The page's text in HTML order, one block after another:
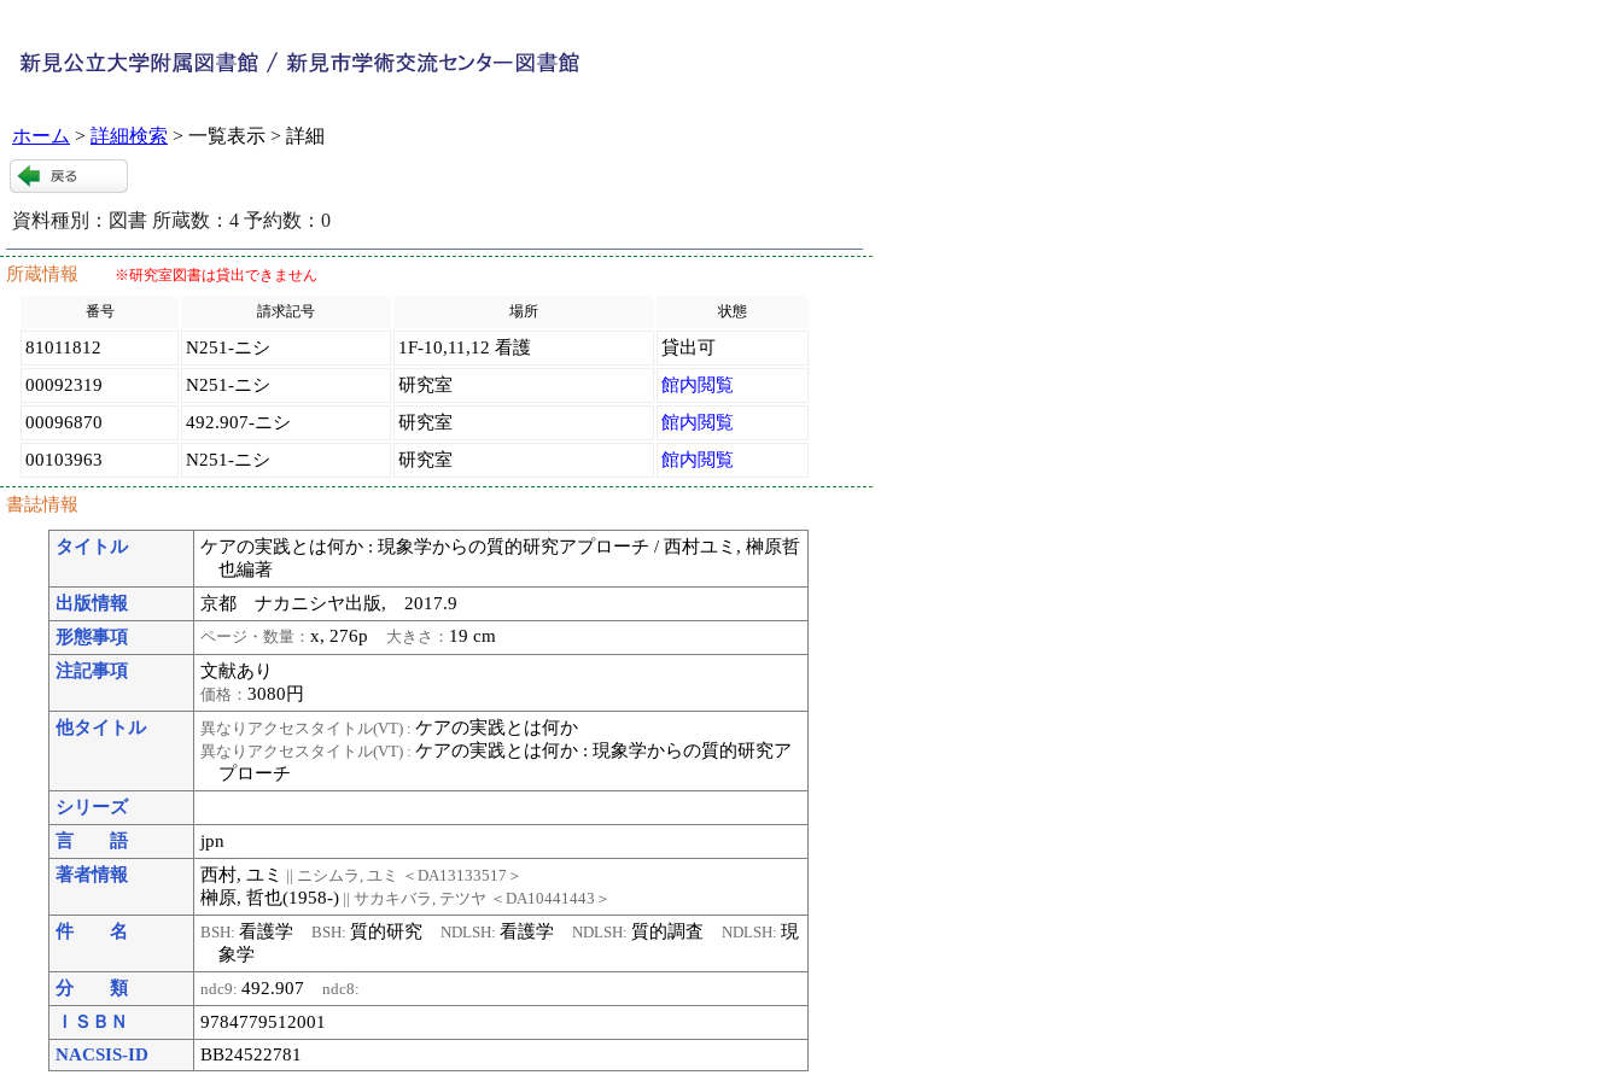
ホーム > 詳細検索 > 一覧表示 > 詳細
資料種別： 図書 所蔵数： 4 予約数： 0
所蔵情報 ※研究室図書は貸出できません
番号 請求記号 場所 状態
81011812 N251-ニシ 1F-10,11,12 看護
貸出可
00092319
N251-ニシ 研究室
館内閲覧
00096870
492.907-ニシ 研究室
館内閲覧
00103963
N251-ニシ 研究室 館内閲覧
書誌情報
タイトル
ケアの実践とは何か : 現象学からの質的研究アプローチ / 西村ユミ, 榊原哲
也編著
出版情報
京都 ナカニシヤ出版, 2017.9
形態事項
ページ・数量：x, 276p 大きさ： 19 cm
注記事項
文献あり
価格：3080円
他タイトル
異なりアクセスタイトル(VT) :ケアの実践とは何か
異なりアクセスタイトル(VT) :ケアの実践とは何か : 現象学からの質的研究ア
プローチ
シリーズ
言 語
jpn
著者情報
西村, ユミ || ニシムラ, ユミ ＜DA13133517＞
榊原, 哲也(1958-) || サカキバラ, テツヤ ＜DA10441443＞
件 名 BSH:看護学BSH:質的研究NDLSH:看護学NDLSH:質的調査NDLSH:現
象学
分 類
ndc9:492.907ndc8:
ＩＳＢＮ
9784779512001
NACSIS-ID
BB24522781